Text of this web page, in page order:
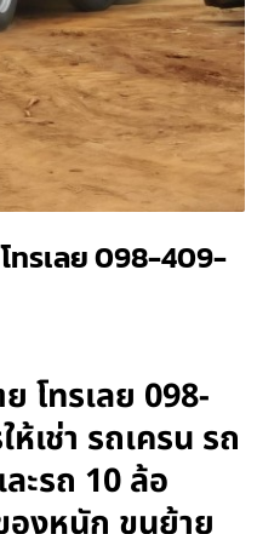
ทรเลย 098-409-
โทรเลย 098-
เช่า รถเครน รถ
ะรถ 10 ล้อ
องหนัก ขนย้าย